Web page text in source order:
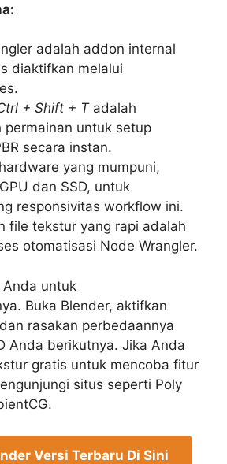
adalah addon internal
diaktifkan melalui
+ Shift + Tadalah
permainan untuk setup
secara instan.
yang mumpuni,
dan SSD, untuk
responsivitas workflow ini.
file tekstur yang rapi adalah
otomatisasi Node Wrangler.
Anda untuk
Buka Blender, aktifkan
rasakan perbedaannya
Anda berikutnya. Jika Anda
gratis untuk mencoba fitur
situs seperti Poly
Versi Terbaru Di Sini